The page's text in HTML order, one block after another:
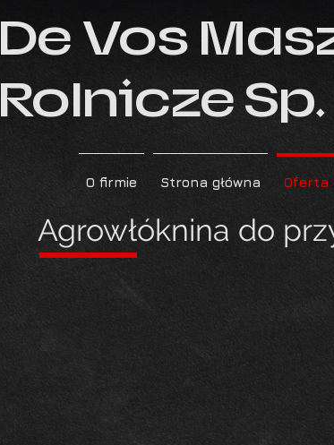
De Vos
Rolnicze Sp.
O firmie Strona główna Oferta
Agrowłóknina do